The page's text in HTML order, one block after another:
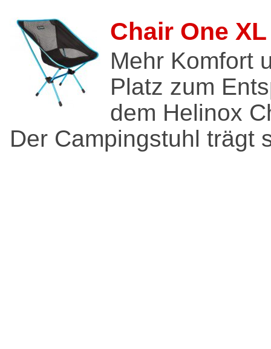
Chair One XL
Mehr Komfort
Platz zum
dem Helinox
Der Campingstuhl trägt